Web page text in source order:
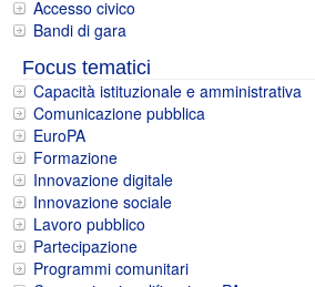
Accesso civico
Bandi di gara
Focus tematici
Capacità istituzionale e amministrativa
Comunicazione pubblica
EuroPA
Formazione
Innovazione digitale
Innovazione sociale
Lavoro pubblico
Partecipazione
Programmi comunitari